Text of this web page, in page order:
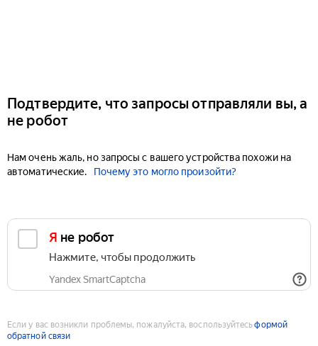
Подтвердите, что запросы отправляли вы, а
не робот
Нам очень жаль, но запросы с вашего устройства похожи на
автоматические.
Почему это могло произойти?
Я не робот
Нажмите, чтобы продолжить
Yandex SmartCaptcha
Если у вас возникли проблемы, пожалуйста, воспользуйтесьформой
обратной связи